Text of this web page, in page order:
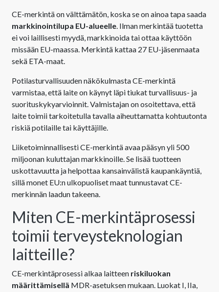
CE-merkintä on välttämätön, koska se on ainoa tapa saada
markkinointilupa EU-alueelle. Ilman merkintää tuotetta
ei voi laillisesti myydä, markkinoida tai ottaa käyttöön
missään EU-maassa. Merkintä kattaa 27 EU-jäsenmaata
sekä ETA-maat.
Potilasturvallisuuden näkökulmasta CE-merkintä
varmistaa, että laite on käynyt läpi tiukat turvallisuus- ja
suorituskykyarvioinnit. Valmistajan on osoitettava, että
laite toimii tarkoitetulla tavalla aiheuttamatta kohtuutonta
riskiä potilaille tai käyttäjille.
Liiketoiminnallisesti CE-merkintä avaa pääsyn yli 500
miljoonan kuluttajan markkinoille. Se lisää tuotteen
uskottavuutta ja helpottaa kansainvälistä kaupankäyntiä,
sillä monet EU:n ulkopuoliset maat tunnustavat CE-
merkinnän laadun takeena.
Miten CE-merkintäprosessi
toimii terveysteknologian
laitteille?
CE-merkintäprosessi alkaa laitteen riskiluokan
määrittämisellä MDR-asetuksen mukaan. Luokat I, IIa,